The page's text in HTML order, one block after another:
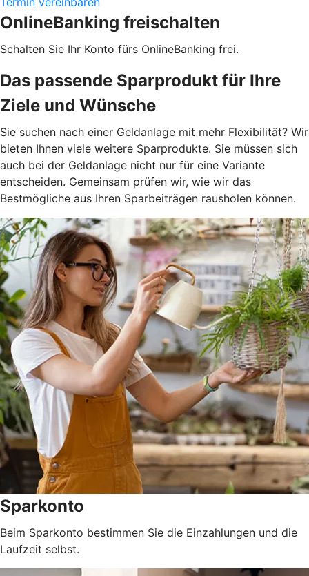
OnlineBanking freischalten
Schalten Sie Ihr Konto fürs OnlineBanking frei.
Das passende Sparprodukt für Ihre
Ziele und Wünsche
Sie suchen nach einer Geldanlage mit mehr Flexibilität? Wir
bieten Ihnen viele weitere Sparprodukte. Sie müssen sich
auch bei der Geldanlage nicht nur für eine Variante
entscheiden. Gemeinsam prüfen wir, wie wir das
Bestmögliche aus Ihren Sparbeiträgen rausholen können.
Sparkonto
Beim Sparkonto bestimmen Sie die Einzahlungen und die
Laufzeit selbst.